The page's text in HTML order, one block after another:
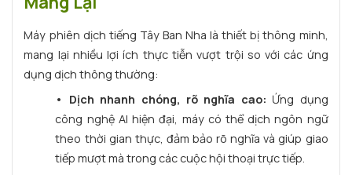
Máy phiên dịch tiếng Tây Ban Nha là thiết bị thông minh,
mang lại nhiều lợi ích thực tiễn vượt trội so với các ứng
dụng dịch thông thường:
• Dịch nhanh chóng, rõ nghĩa cao: Ứng dụng
công nghệ AI hiện đại, máy có thể dịch ngôn ngữ
theo thời gian thực, đảm bảo rõ nghĩa và giúp giao
tiếp mượt mà trong các cuộc hội thoại trực tiếp.